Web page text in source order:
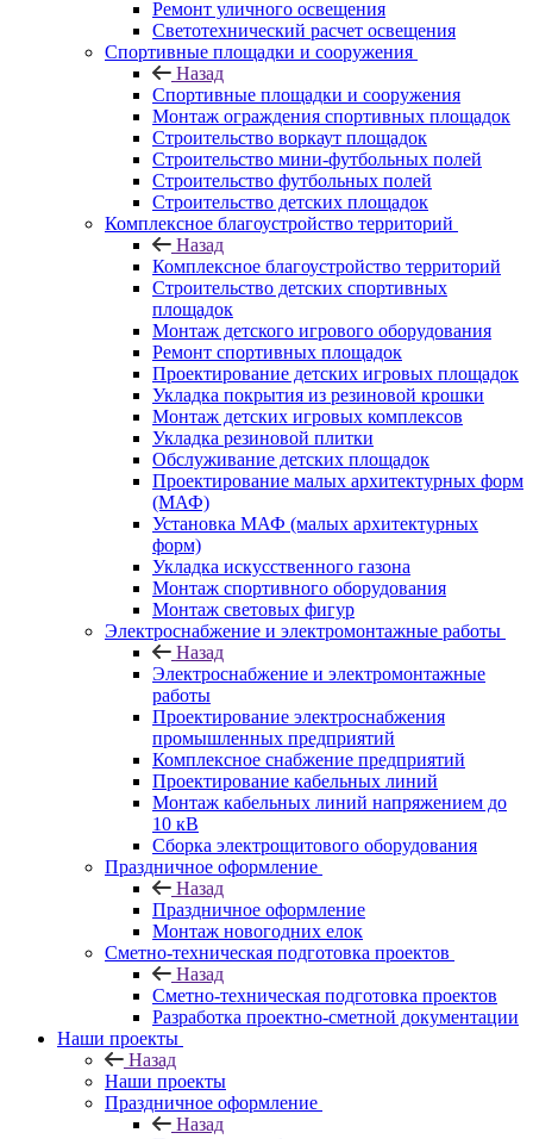
Ремонт уличного освещения
Светотехнический расчет освещения
Спортивные площадки и сооружения
Назад
Спортивные площадки и сооружения
Монтаж ограждения спортивных площадок
Строительство воркаут площадок
Строительство мини-футбольных полей
Строительство футбольных полей
Строительство детских площадок
Комплексное благоустройство территорий
Назад
Комплексное благоустройство территорий
Строительство детских спортивных
площадок
Монтаж детского игрового оборудования
Ремонт спортивных площадок
Проектирование детских игровых площадок
Укладка покрытия из резиновой крошки
Монтаж детских игровых комплексов
Укладка резиновой плитки
Обслуживание детских площадок
Проектирование малых архитектурных форм
(МАФ)
Установка МАФ (малых архитектурных
форм)
Укладка искусственного газона
Монтаж спортивного оборудования
Монтаж световых фигур
Электроснабжение и электромонтажные работы
Назад
Электроснабжение и электромонтажные
работы
Проектирование электроснабжения
промышленных предприятий
Комплексное снабжение предприятий
Проектирование кабельных линий
Монтаж кабельных линий напряжением до
10 кВ
Сборка электрощитового оборудования
Праздничное оформление
Назад
Праздничное оформление
Монтаж новогодних елок
Сметно-техническая подготовка проектов
Назад
Сметно-техническая подготовка проектов
Разработка проектно-сметной документации
Наши проекты
Назад
Наши проекты
Праздничное оформление
Назад